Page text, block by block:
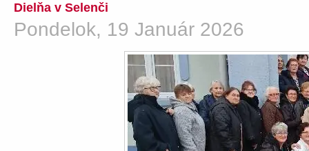
Dielňa v Selenči
Pondelok, 19 Január 2026